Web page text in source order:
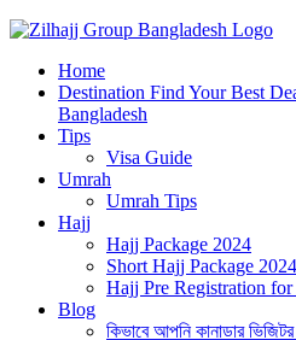
জিলহজ্জ গ্রুপ বাংলাদেশ
Best Hajj Umrah Travel Tour Agent
Home
Destination Find Your Best
Bangladesh
Tips
Visa Guide
Umrah
Umrah Tips
Hajj
Hajj Package 2024
Short Hajj Package 2024
Hajj Pre Registration
Blog
কিভাবে আপনি কানাডার